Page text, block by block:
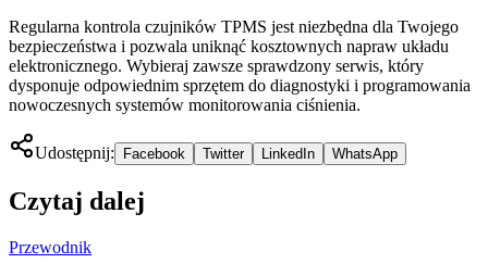
Regularna kontrola czujników TPMS jest niezbędna dla Twojego
bezpieczeństwa i pozwala uniknąć kosztownych napraw układu
elektronicznego. Wybieraj zawsze sprawdzony serwis, który
dysponuje odpowiednim sprzętem do diagnostyki i programowania
nowoczesnych systemów monitorowania ciśnienia.
Udostępnij: Facebook Twitter LinkedIn WhatsApp
Czytaj dalej
Przewodnik